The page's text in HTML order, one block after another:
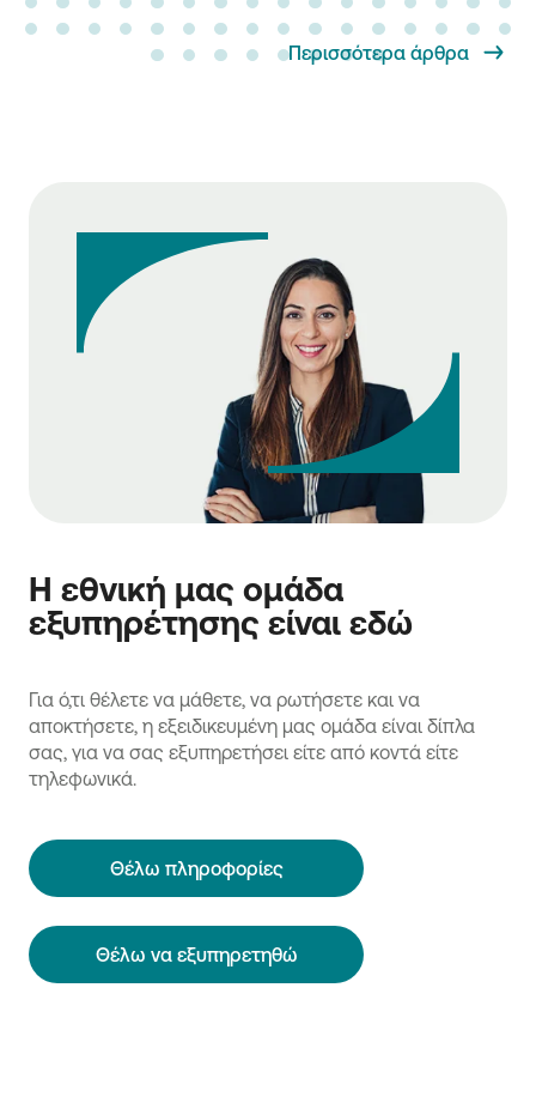
Περισσότερα άρθρα
Η εθνική μας ομάδα
εξυπηρέτησης είναι εδώ
Για ό,τι θέλετε να μάθετε, να ρωτήσετε και να
αποκτήσετε, η εξειδικευμένη μας ομάδα είναι δίπλα
σας, για να σας εξυπηρετήσει είτε από κοντά είτε
τηλεφωνικά.
Θέλω πληροφορίες
Θέλω να εξυπηρετηθώ